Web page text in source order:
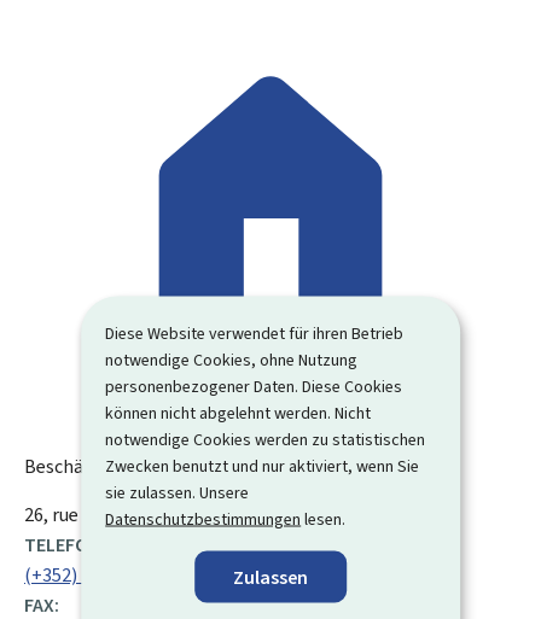
Diese Website verwendet für ihren Betrieb
notwendige Cookies, ohne Nutzung
personenbezogener Daten. Diese Cookies
können nicht abgelehnt werden. Nicht
notwendige Cookies werden zu statistischen
Zwecken benutzt und nur aktiviert, wenn Sie
sie zulassen. Unsere
Datenschutzbestimmungen lesen.
Zulassen
Beschäftigungsfonds
ADRESSE:
26, rue ZitheL-2939LuxemburgLuxemburg
TELEFON:
(+352) 247 86 100
FAX: